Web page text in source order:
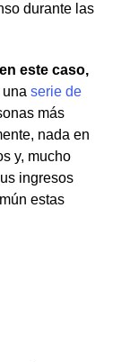
durante las
este caso,
una serie de
más
nada en
y, mucho
ingresos
estas